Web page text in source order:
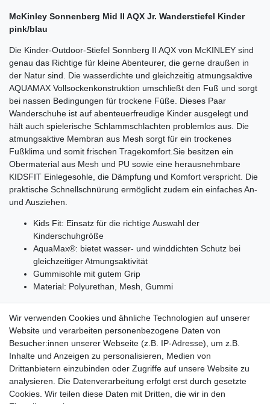
McKinley Sonnenberg Mid II AQX Jr. Wanderstiefel Kinder
pink/blau
Die Kinder-Outdoor-Stiefel Sonnberg II AQX von McKINLEY sind
genau das Richtige für kleine Abenteurer, die gerne draußen in
der Natur sind. Die wasserdichte und gleichzeitig atmungsaktive
AQUAMAX Vollsockenkonstruktion umschließt den Fuß und sorgt
bei nassen Bedingungen für trockene Füße. Dieses Paar
Wanderschuhe ist auf abenteuerfreudige Kinder ausgelegt und
hält auch spielerische Schlammschlachten problemlos aus. Die
atmungsaktive Membran aus Mesh sorgt für ein trockenes
Fußklima und somit frischen Tragekomfort. Sie besitzen ein
Obermaterial aus Mesh und PU sowie eine herausnehmbare
KIDSFIT Einlegesohle, die Dämpfung und Komfort verspricht. Die
praktische Schnellschnürung ermöglicht zudem ein einfaches An-
und Ausziehen.
Kids Fit: Einsatz für die richtige Auswahl der
Kinderschuhgröße
AquaMax®: bietet wasser- und winddichten Schutz bei
gleichzeitiger Atmungsaktivität
Gummisohle mit gutem Grip
Material: Polyurethan, Mesh, Gummi
Lieferzeit etwa 1 bis 3 Werktage
Versand mit DHL
14 Tage Rückgaberecht
Wir verwenden Cookies und ähnliche Technologien auf unserer
Website und verarbeiten personenbezogene Daten von
Besucher:innen unserer Webseite (z.B. IP-Adresse), um z.B.
Inhalte und Anzeigen zu personalisieren, Medien von
Drittanbietern einzubinden oder Zugriffe auf unsere Website zu
analysieren. Die Datenverarbeitung erfolgt erst durch gesetzte
Cookies. Wir teilen diese Daten mit Dritten, die wir in den